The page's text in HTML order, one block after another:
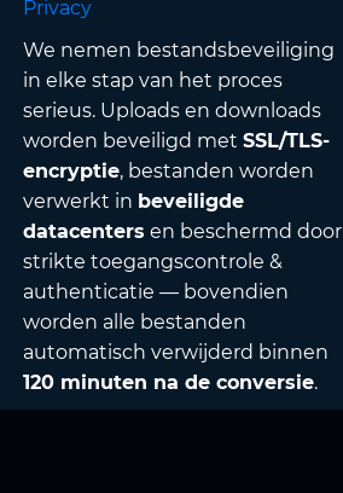
Privacy
We nemen bestandsbeveiliging
in elke stap van het proces
serieus. Uploads en downloads
worden beveiligd met SSL/TLS-
encryptie, bestanden worden
verwerkt in beveiligde
datacenters en beschermd door
strikte toegangscontrole &
authenticatie — bovendien
worden alle bestanden
automatisch verwijderd binnen
120 minuten na de conversie.